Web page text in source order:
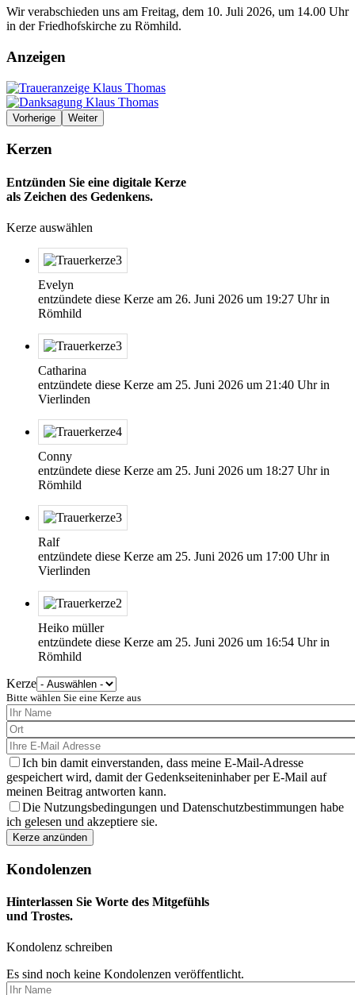
Wir verabschieden uns am Freitag, dem 10. Juli 2026, um 14.00 Uhr
in der Friedhofskirche zu Römhild.
Anzeigen
Vorherige Weiter
Kerzen
Entzünden Sie eine digitale Kerze
als Zeichen des Gedenkens.
Kerze auswählen
Evelyn
entzündete diese Kerze am 26. Juni 2026 um 19:27 Uhr in
Römhild
Catharina
entzündete diese Kerze am 25. Juni 2026 um 21:40 Uhr in
Vierlinden
Conny
entzündete diese Kerze am 25. Juni 2026 um 18:27 Uhr in
Römhild
Ralf
entzündete diese Kerze am 25. Juni 2026 um 17:00 Uhr in
Vierlinden
Heiko müller
entzündete diese Kerze am 25. Juni 2026 um 16:54 Uhr in
Römhild
Kerze
Bitte wählen Sie eine Kerze aus
Ich bin damit einverstanden, dass meine E-Mail-Adresse
gespeichert wird, damit der Gedenkseiteninhaber per E-Mail auf
meinen Beitrag antworten kann.
Die Nutzungsbedingungen und Datenschutzbestimmungen habe
ich gelesen und akzeptiere sie.
Kondolenzen
Hinterlassen Sie Worte des Mitgefühls
und Trostes.
Kondolenz schreiben
Es sind noch keine Kondolenzen veröffentlicht.